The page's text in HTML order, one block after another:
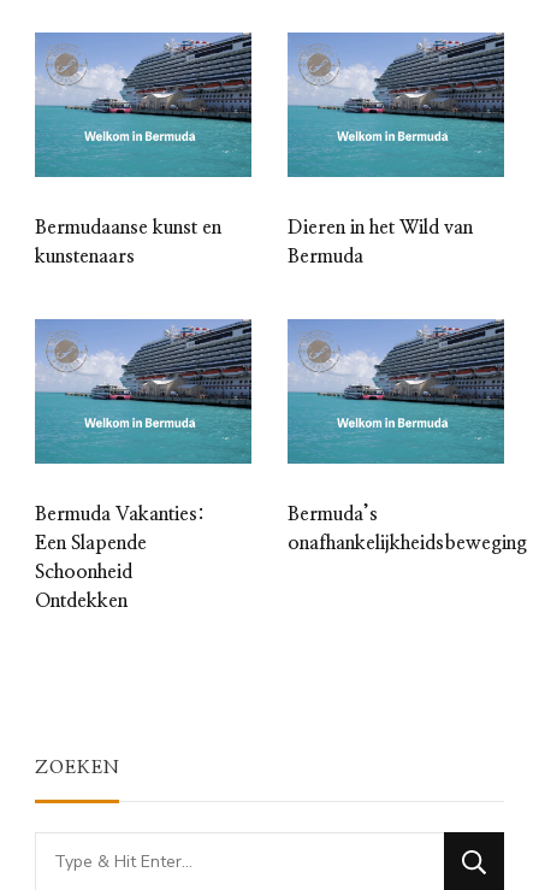
Bermudaanse kunst en
kunstenaars
Dieren in het Wild van
Bermuda
Bermuda Vakanties:
Een Slapende
Schoonheid
Ontdekken
Bermuda’s
onafhankelijkheidsbeweging
ZOEKEN
Looking